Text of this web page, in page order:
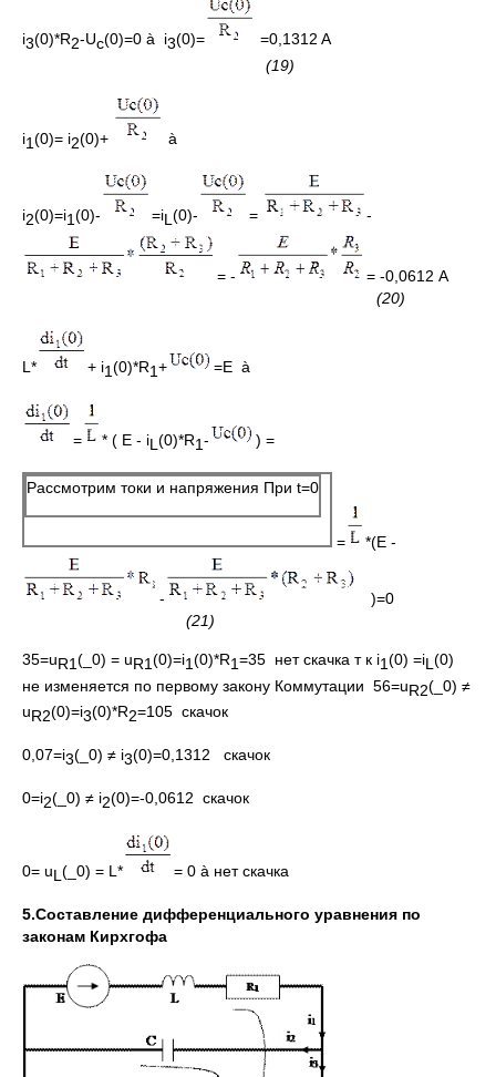
i3(0)*R2-Uc(0)=0 à i3(0)=
=0,1312 A
(19)
i1(0)= i2(0)+ à
i2(0)=i1(0)- =iL(0)- = -
= -
= -0,0612 А
(20)
L* + i1(0)*R1+ =E à
= * ( E - iL (0)*R1- ) =
Рассмотрим токи и напряжения При t=0
= *(E -
-
)=0
(21)
35=uR1(_0) = uR1(0)=i1(0)*R1=35 нет скачка т к i1(0) =iL (0)
не изменяется по первому закону Коммутации 56=uR2(_0) ≠
uR2(0)=i3(0)*R2=105 скачок
0,07=i3(_0) ≠ i3(0)=0,1312 скачок
0=i2(_0) ≠ i2(0)=-0,0612 скачок
0= uL (_0) = L* = 0 à нет скачка
5.Составление дифференциального уравнения по
законам Кирхгофа